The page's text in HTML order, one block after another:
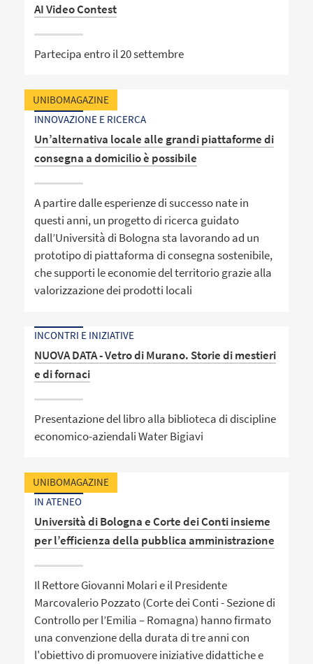
AI Video Contest
Partecipa entro il 20 settembre
UNIBOMAGAZINE
INNOVAZIONE E RICERCA
Un’alternativa locale alle grandi piattaforme di
consegna a domicilio è possibile
A partire dalle esperienze di successo nate in
questi anni, un progetto di ricerca guidato
dall’Università di Bologna sta lavorando ad un
prototipo di piattaforma di consegna sostenibile,
che supporti le economie del territorio grazie alla
valorizzazione dei prodotti locali
INCONTRI E INIZIATIVE
NUOVA DATA - Vetro di Murano. Storie di mestieri
e di fornaci
Presentazione del libro alla biblioteca di discipline
economico-aziendali Water Bigiavi
UNIBOMAGAZINE
IN ATENEO
Università di Bologna e Corte dei Conti insieme
per l’efficienza della pubblica amministrazione
Il Rettore Giovanni Molari e il Presidente
Marcovalerio Pozzato (Corte dei Conti - Sezione di
Controllo per l’Emilia – Romagna) hanno firmato
una convenzione della durata di tre anni con
l'obiettivo di promuovere iniziative didattiche e